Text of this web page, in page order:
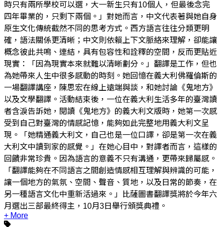
時只有兩所學校可以選，大一新生只有10個人，但最後念完
四年畢業的，只剩下兩個。」對她而言，中文代表著與她自身
原生文化傳統截然不同的思考方式。西方語言往往分類更明
確，語法關係更清晰；中文則依賴上下文脈絡來理解，卻能讓
概念彼此共鳴、連結，具有包容性和詮釋的空間，反而更貼近
現實：「因為現實本來就難以清晰劃分。」翻譯是工作，但也
為她帶來人生中很多感動的時刻。她回憶在義大利佛羅倫斯的
一場翻譯講座，陳思宏在線上遠端與談，和她討論《鬼地方》
以及文學翻譯。活動結束後，一位在義大利生活多年的臺灣讀
者含淚告訴她，閱讀《鬼地方》的義大利文版時，她第一次感
受到自己對臺灣的情感記憶，能夠如此完整地用義大利文呈
現。「她精通義大利文，自己也是一位口譯，卻是第一次在義
大利文中讀到家的感覺。」在她心目中，對譯者而言，這樣的
回饋非常珍貴。因為語言的意義不只有溝通，更帶來歸屬感。
「翻譯能夠在不同語言之間創造情感相互理解與辨識的可能，
讓一個地方的氣氛、空間、聲音、質地，以及日常的節奏，在
另一種語言文化中重新活過來。」比薩圖書翻譯獎將於今年六
月選出三部最終得主，10月3日舉行頒獎典禮。
+ More